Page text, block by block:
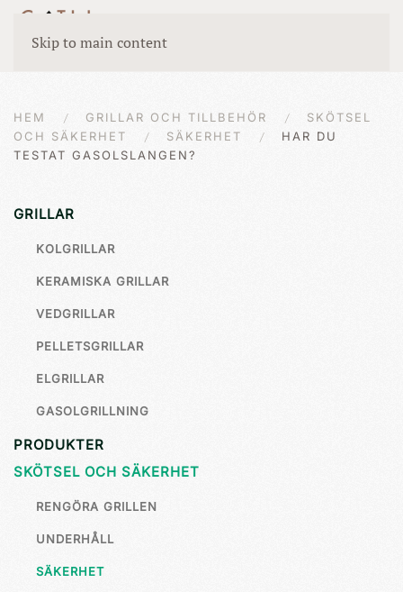
Skip to main content
HEM GRILLAR OCH TILLBEHÖR
SKÖTSEL
OCH SÄKERHET
SÄKERHET
HAR DU
TESTAT GASOLSLANGEN?
GRILLAR
KOLGRILLAR
KERAMISKA GRILLAR
VEDGRILLAR
PELLETSGRILLAR
ELGRILLAR
GASOLGRILLNING
PRODUKTER
SKÖTSEL OCH SÄKERHET
RENGÖRA GRILLEN
UNDERHÅLL
SÄKERHET